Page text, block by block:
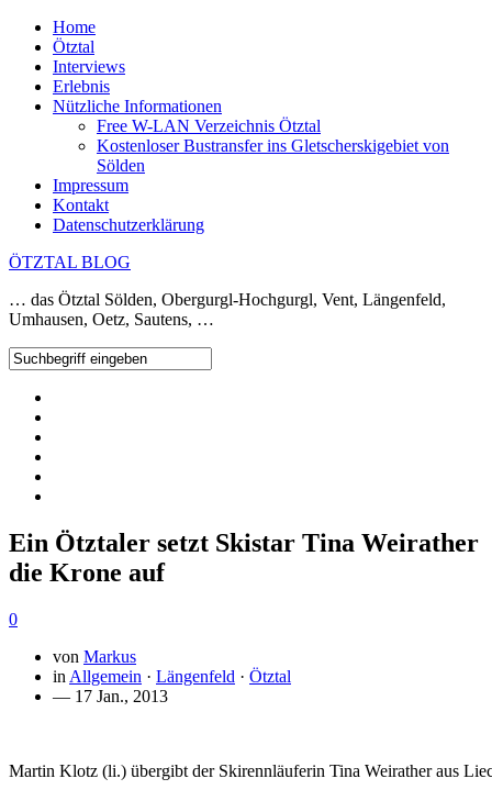
Home
Ötztal
Interviews
Erlebnis
Nützliche Informationen
Free W-LAN Verzeichnis Ötztal
Kostenloser Bustransfer ins Gletscherskigebiet von
Sölden
Impressum
Kontakt
Datenschutzerklärung
ÖTZTAL BLOG
… das Ötztal Sölden, Obergurgl-Hochgurgl, Vent, Längenfeld,
Umhausen, Oetz, Sautens, …
Ein Ötztaler setzt Skistar Tina Weirather
die Krone auf
0
von Markus
in Allgemein · Längenfeld · Ötztal
— 17 Jan., 2013
Martin Klotz (li.) übergibt der Skirennläuferin Tina Weirather aus